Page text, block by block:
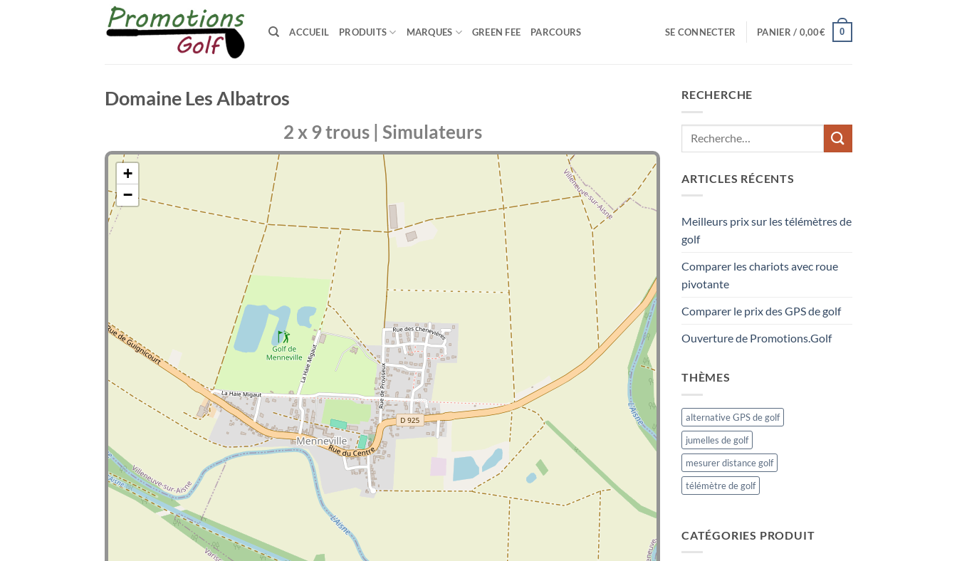
ACCUEIL PRODUITS MARQUES GREEN FEE PARCOURS SE CONNECTER PANIER / 0,00€ 0
Domaine Les Albatros
2 x 9 trous | Simulateurs
+
−
RECHERCHE
ARTICLES RÉCENTS
Meilleurs prix sur les télémètres de
golf
Comparer les chariots avec roue
pivotante
Comparer le prix des GPS de golf
Ouverture de Promotions.Golf
THÈMES
alternative GPS de golf
jumelles de golf
mesurer distance golf
télémètre de golf
CATÉGORIES PRODUIT